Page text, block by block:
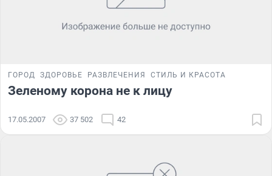
ГОРОД ЗДОРОВЬЕ РАЗВЛЕЧЕНИЯ СТИЛЬ И КРАСОТА
Зеленому корона не к лицу
17.05.2007 37 502 42